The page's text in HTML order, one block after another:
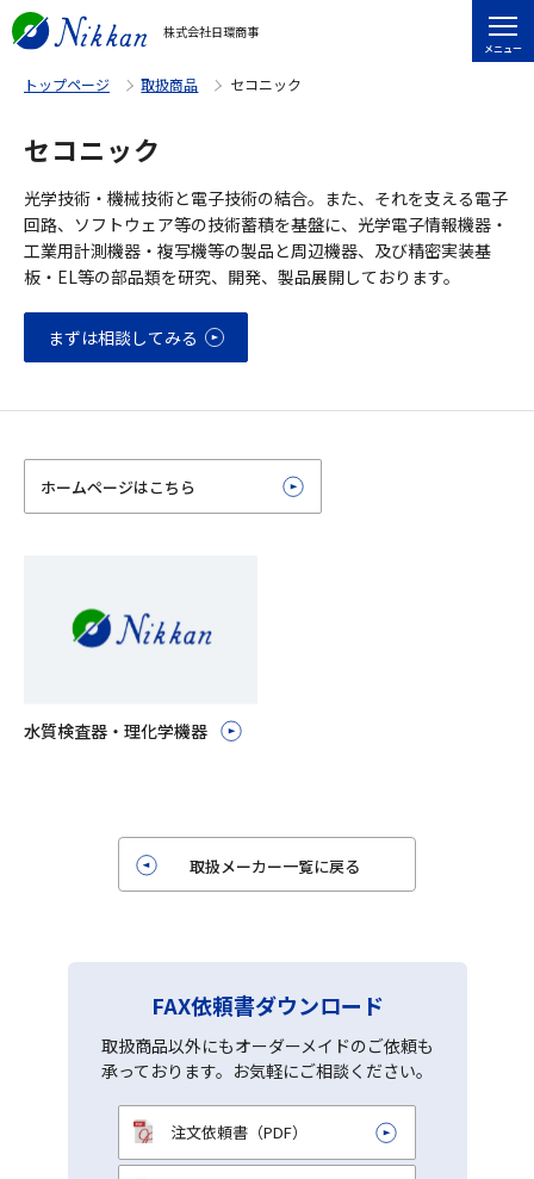
株式会社日環商事
メニュー
トップページ 取扱商品 セコニック
セコニック
光学技術・機械技術と電子技術の結合。また、それを支える電子
回路、ソフトウェア等の技術蓄積を基盤に、光学電子情報機器・
工業用計測機器・複写機等の製品と周辺機器、及び精密実装基
板・EL等の部品類を研究、開発、製品展開しております。
まずは相談してみる
ホームページはこちら
水質検査器・理化学機器
取扱メーカー一覧に戻る
FAX依頼書ダウンロード
取扱商品以外にもオーダーメイドのご依頼も
承っております。お気軽にご相談ください。
注文依頼書（PDF）